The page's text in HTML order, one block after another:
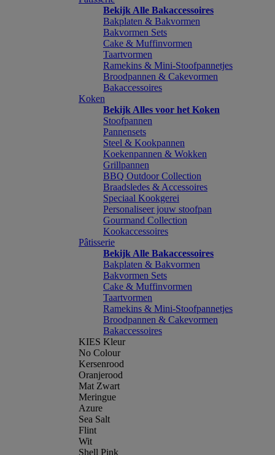
Bekijk Alle Bakaccessoires
Bakplaten & Bakvormen
Bakvormen Sets
Cake & Muffinvormen
Taartvormen
Ramekins & Mini-Stoofpannetjes
Broodpannen & Cakevormen
Bakaccessoires
Koken
Bekijk Alles voor het Koken
Stoofpannen
Pannensets
Steel & Kookpannen
Koekenpannen & Wokken
Grillpannen
BBQ Outdoor Collection
Braadsledes & Accessoires
Speciaal Kookgerei
Personaliseer jouw stoofpan
Gourmand Collection
Kookaccessoires
Pâtisserie
Bekijk Alle Bakaccessoires
Bakplaten & Bakvormen
Bakvormen Sets
Cake & Muffinvormen
Taartvormen
Ramekins & Mini-Stoofpannetjes
Broodpannen & Cakevormen
Bakaccessoires
KIES Kleur
No Colour
Kersenrood
Oranjerood
Mat Zwart
Meringue
Azure
Sea Salt
Flint
Wit
Shell Pink